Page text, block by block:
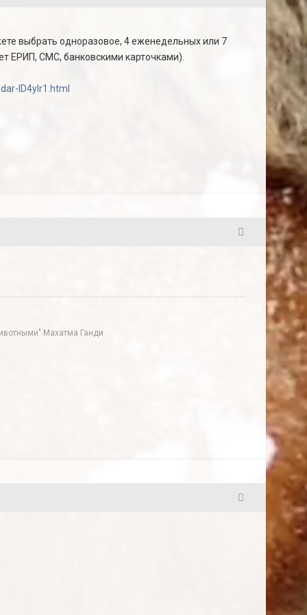
выбрать одноразовое, 4 еженедельных или 7
ЕРИП, СМС, банковскими карточками).
ID4yIr1.html
Махатма Ганди